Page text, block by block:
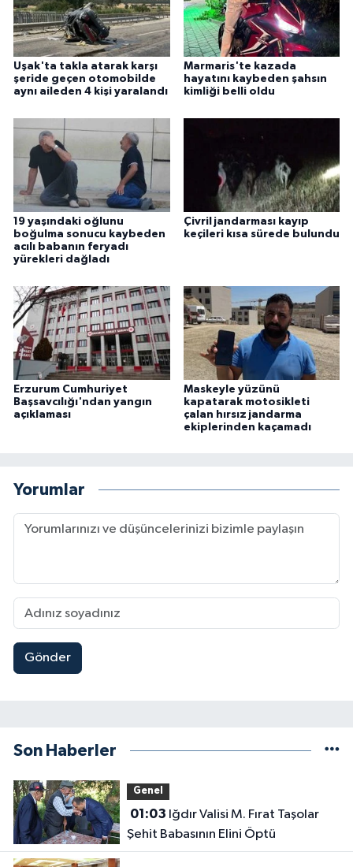
Uşak'ta takla atarak karşı
şeride geçen otomobilde
aynı aileden 4 kişi yaralandı
Marmaris'te kazada
hayatını kaybeden şahsın
kimliği belli oldu
19 yaşındaki oğlunu
boğulma sonucu kaybeden
acılı babanın feryadı
yürekleri dağladı
Çivril jandarması kayıp
keçileri kısa sürede bulundu
Erzurum Cumhuriyet
Başsavcılığı'ndan yangın
açıklaması
Maskeyle yüzünü
kapatarak motosikleti
çalan hırsız jandarma
ekiplerinden kaçamadı
Yorumlar
Gönder
Son Haberler
Genel
01:03
Şehit Babasının Elini Öptü